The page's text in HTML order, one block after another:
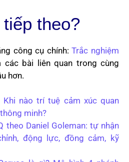
theo?
công cụ chính:Trắc nghiệm
các bài liên quan trong cùng
hơn.
Khi nào trí tuệ cảm xúc quan
minh?
theo Daniel Goleman: tự nhận
động lực, đồng cảm, kỹ